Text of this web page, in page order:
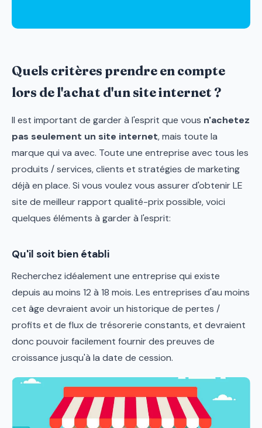
Quels critères prendre en compte
lors de l'achat d'un site internet ?
Il est important de garder à l'esprit que vous n'achetez
pas seulement un site internet, mais toute la
marque qui va avec. Toute une entreprise avec tous les
produits / services, clients et stratégies de marketing
déjà en place. Si vous voulez vous assurer d'obtenir LE
site de meilleur rapport qualité-prix possible, voici
quelques éléments à garder à l'esprit:
Qu'il soit bien établi
Recherchez idéalement une entreprise qui existe
depuis au moins 12 à 18 mois. Les entreprises d'au moins
cet âge devraient avoir un historique de pertes /
profits et de flux de trésorerie constants, et devraient
donc pouvoir facilement fournir des preuves de
croissance jusqu'à la date de cession.